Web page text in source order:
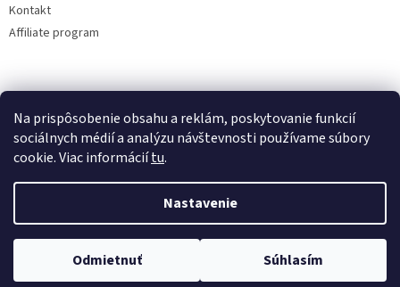
Na prispôsobenie obsahu a reklám, poskytovanie funkcií
sociálnych médií a analýzu návštevnosti používame súbory
cookie. Viac informáciítu.
Nastavenie
Odmietnuť Súhlasím
Kontakt
Affiliate program
Copyright 2026lacne-dekoracie.sk. Všetky práva vyhradené.
Upraviť nastavenie cookies